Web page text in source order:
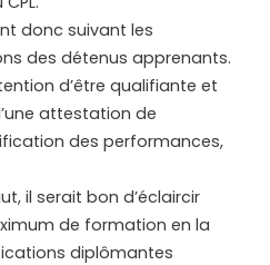
donc suivant les
des détenus apprenants.
d’être qualifiante et
attestation de
des performances,
il serait bon d’éclaircir
de formation en la
diplômantes